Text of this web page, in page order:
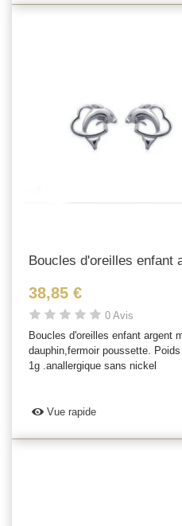
Boucles d'oreilles enfant
38,85 €
0 Avis
Boucles d'oreilles enfant argent
dauphin,fermoir poussette.
1g .anallergique sans nickel
Vue rapide